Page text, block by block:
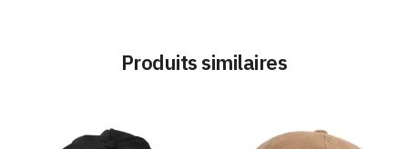
Produits similaires